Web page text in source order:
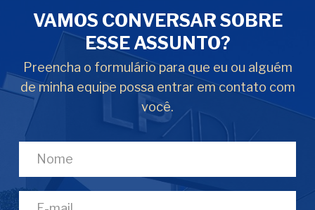
VAMOS CONVERSAR SOBRE
ESSE ASSUNTO?
Preencha o formulário para que eu ou alguém
de minha equipe possa entrar em contato com
você.